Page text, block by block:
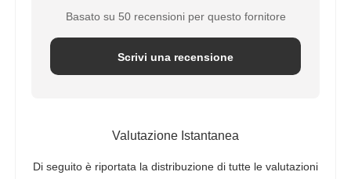
Basato su 50 recensioni per questo fornitore
Scrivi una recensione
Valutazione Istantanea
Di seguito è riportata la distribuzione di tutte le valutazioni